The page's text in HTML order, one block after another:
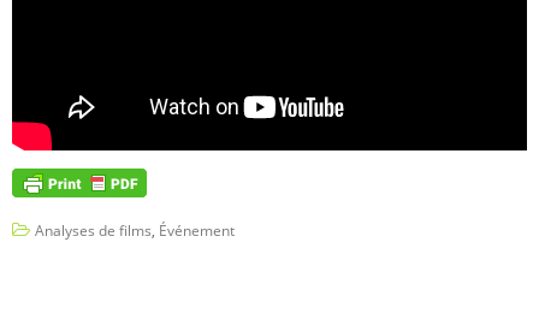
Analyses de films, Événement